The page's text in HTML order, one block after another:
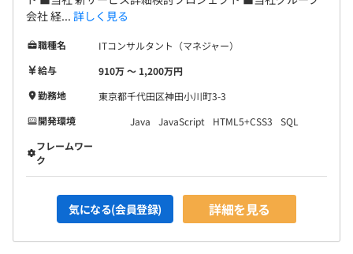
的に支援します。エンジニアとして要件定義から運用まで
ん、チームリーダーやプロジェクトリーダーへとステップ
アップし、マネジメント層を目指すことも可能です。さら
に、エンジニアとしての経験を武器にITコンサルタントへ
の課題解決を支えるプロフェッショナルを目指す道も開か
れています。
絶対評価をベースにした半期評価制度でスピード昇進も可
能です。
会社 経... 詳しく見る
職種名
ITコンサルタント（マネジャー）
給与
910万 〜 1,200万円
勤務地
東京都千代田区神田小川町3-3
開発環境
Java JavaScript HTML5+CSS3
SQL
フレームワー
ク
気になる(会員登録) 詳細を見る